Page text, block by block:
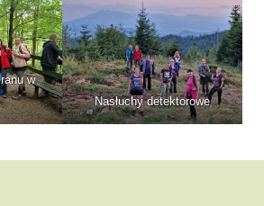
w
Nasłuchy detektorowe